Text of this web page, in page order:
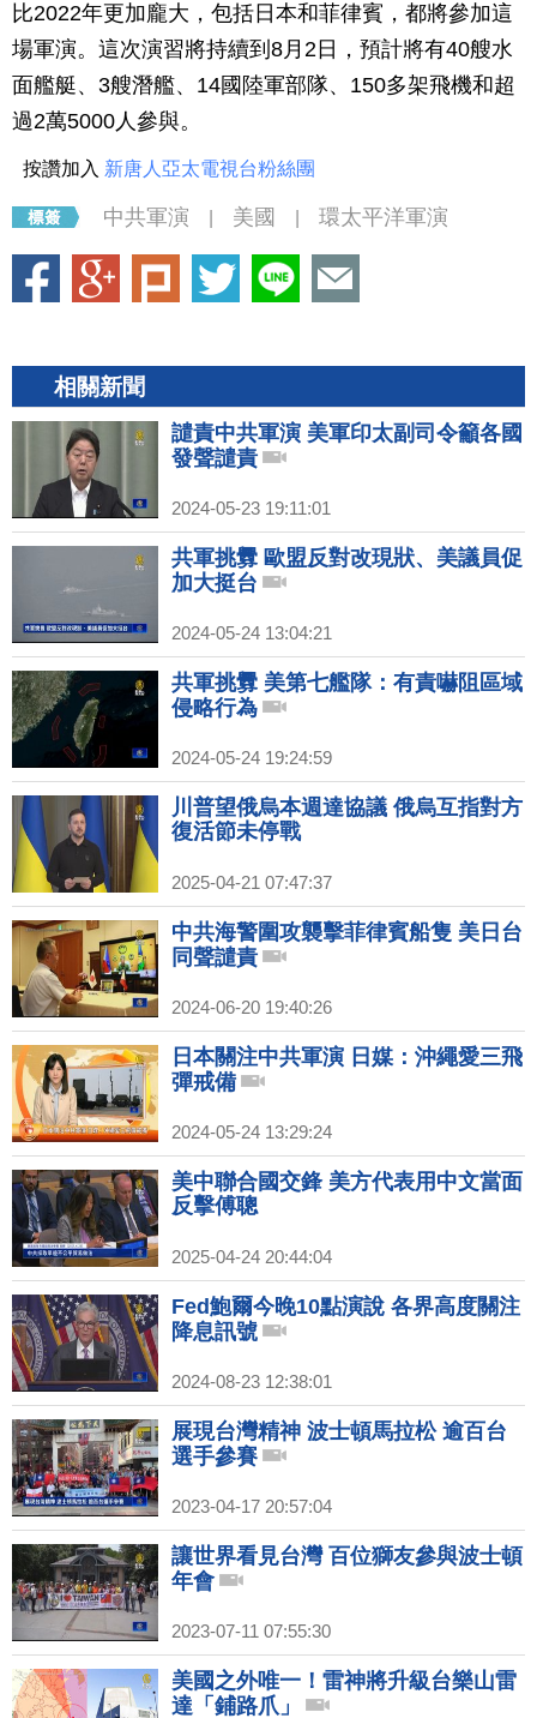
比2022年更加龐大，包括日本和菲律賓，都將參加這
場軍演。這次演習將持續到8月2日，預計將有40艘水
面艦艇、3艘潛艦、14國陸軍部隊、150多架飛機和超
過2萬5000人參與。
按讚加入 新唐人亞太電視台粉絲團
中共軍演 美國 環太平洋軍演
相關新聞
譴責中共軍演 美軍印太副司令籲各國
發聲譴責
2024-05-23 19:11:01
共軍挑釁 歐盟反對改現狀、美議員促
加大挺台
2024-05-24 13:04:21
共軍挑釁 美第七艦隊：有責嚇阻區域
侵略行為
2024-05-24 19:24:59
川普望俄烏本週達協議 俄烏互指對方
復活節未停戰
2025-04-21 07:47:37
中共海警圍攻襲擊菲律賓船隻 美日台
同聲譴責
2024-06-20 19:40:26
日本關注中共軍演 日媒：沖繩愛三飛
彈戒備
2024-05-24 13:29:24
美中聯合國交鋒 美方代表用中文當面
反擊傅聰
2025-04-24 20:44:04
Fed鮑爾今晚10點演說 各界高度關注
降息訊號
2024-08-23 12:38:01
展現台灣精神 波士頓馬拉松 逾百台
選手參賽
2023-04-17 20:57:04
讓世界看見台灣 百位獅友參與波士頓
年會
2023-07-11 07:55:30
美國之外唯一！雷神將升級台樂山雷
達「鋪路爪」